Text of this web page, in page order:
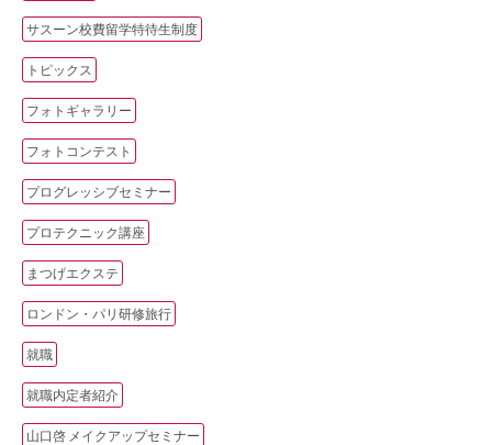
サスーン校費留学特待生制度
トピックス
フォトギャラリー
フォトコンテスト
プログレッシブセミナー
プロテクニック講座
まつげエクステ
ロンドン・パリ研修旅行
就職
就職内定者紹介
山口啓 メイクアップセミナー